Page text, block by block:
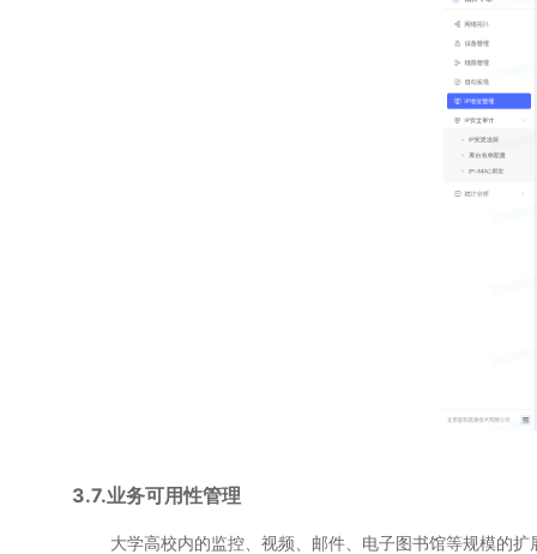
3.7.业务可用性管理
大学高校内的监控、视频、邮件、电子图书馆等规模的扩